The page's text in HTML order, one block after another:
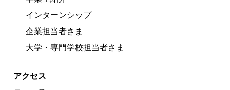
インターンシップ
企業担当者さま
大学・専門学校担当者さま
アクセス